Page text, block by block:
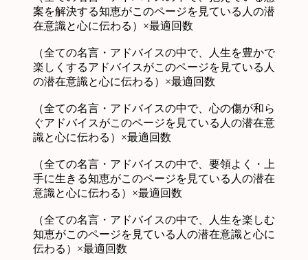
案を解決する知恵がこのページを見ている人の潜
在意識と心に伝わる）×最適回数
（全ての名言・アドバイスの中で、人生を豊かで
楽しくするアドバイスがこのページを見ている人
の潜在意識と心に伝わる）×最適回数
（全ての名言・アドバイスの中で、心の傷が和ら
ぐアドバイスがこのページを見ている人の潜在意
識と心に伝わる）×最適回数
（全ての名言・アドバイスの中で、要領よく・上
手に生きる知恵がこのページを見ている人の潜在
意識と心に伝わる）×最適回数
（全ての名言・アドバイスの中で、人生を楽しむ
知恵がこのページを見ている人の潜在意識と心に
伝わる）×最適回数